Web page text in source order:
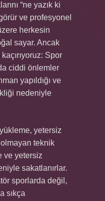
“ne yazık ki
ve profesyonel
herkesin
sayar. Ancak
Spor
ciddi önlemler
yapıldığı ve
nedeniyle
yetersiz
olmayan teknik
ve yetersiz
sakatlanırlar.
sporlarda değil,
sıkça